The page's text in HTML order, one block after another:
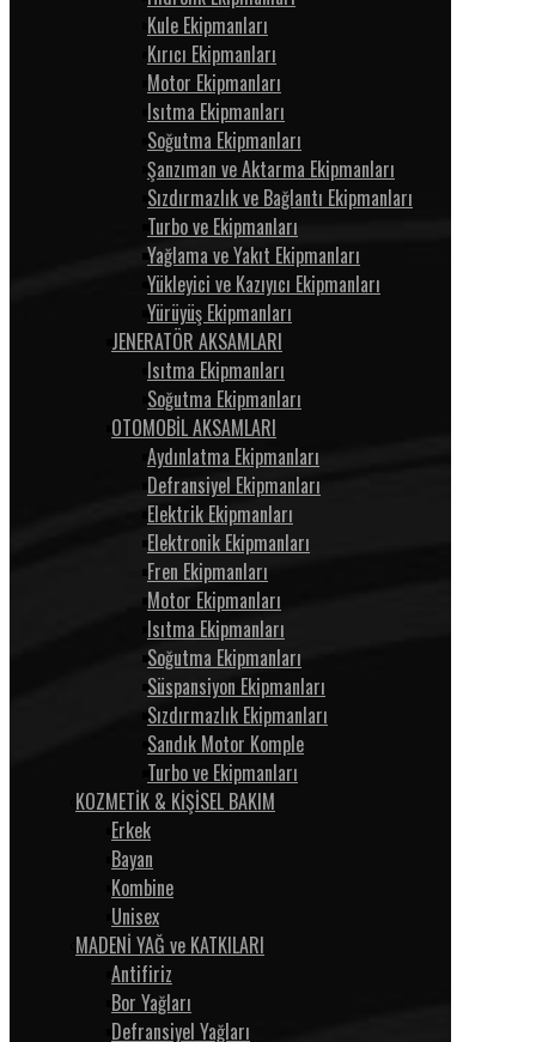
Kule Ekipmanları
Kırıcı Ekipmanları
Motor Ekipmanları
Isıtma Ekipmanları
Soğutma Ekipmanları
Şanzıman ve Aktarma Ekipmanları
Sızdırmazlık ve Bağlantı Ekipmanları
Turbo ve Ekipmanları
Yağlama ve Yakıt Ekipmanları
Yükleyici ve Kazıyıcı Ekipmanları
Yürüyüş Ekipmanları
JENERATÖR AKSAMLARI
Isıtma Ekipmanları
Soğutma Ekipmanları
OTOMOBİL AKSAMLARI
Aydınlatma Ekipmanları
Defransiyel Ekipmanları
Elektrik Ekipmanları
Elektronik Ekipmanları
Fren Ekipmanları
Motor Ekipmanları
Isıtma Ekipmanları
Soğutma Ekipmanları
Süspansiyon Ekipmanları
Sızdırmazlık Ekipmanları
Sandık Motor Komple
Turbo ve Ekipmanları
KOZMETİK & KİŞİSEL BAKIM
Erkek
Bayan
Kombine
Unisex
MADENİ YAĞ ve KATKILARI
Antifiriz
Bor Yağları
Defransiyel Yağları